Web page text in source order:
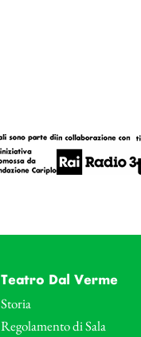
Teatro Dal Verme
Storia
Regolamento di Sala